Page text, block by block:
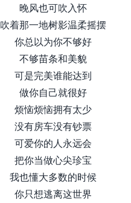
晚风也可吹入怀
吹着那一地树影温柔摇摆
你总以为你不够好
不够苗条和美貌
可是完美谁能达到
做你自己就很好
烦恼烦恼拥有太少
没有房车没有钞票
可爱你的人永远会
把你当做心尖珍宝
我也懂大多数的时候
你只想逃离这世界